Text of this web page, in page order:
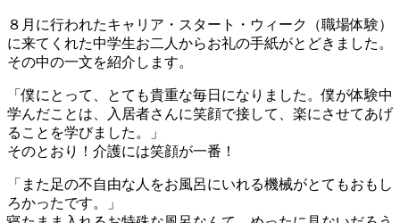
８月に行われたキャリア・スタート・ウィーク（職場体験）
に来てくれた中学生お二人からお礼の手紙がとどきました。
その中の一文を紹介します。
「僕にとって、とても貴重な毎日になりました。僕が体験中
学んだことは、入居者さんに笑顔で接して、楽にさせてあげ
ることを学びました。」
そのとおり！介護には笑顔が一番！
「また足の不自由な人をお風呂にいれる機械がとてもおもし
ろかったです。」